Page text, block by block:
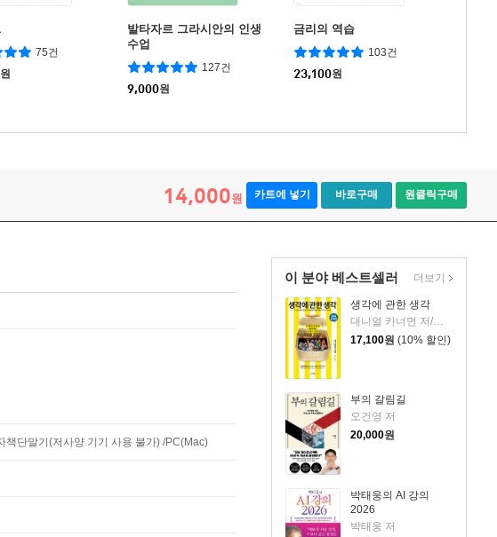
75건
원
발타자르 그라시안의 인생
수업
127건
9,000원
금리의 역습
103건
23,100원
14,000원 카트에 넣기 바로구매 원클릭구매
이 분야 베스트셀러
생각에 관한 생각
17,100원 (10% 할인)
부의 갈림길
오건영 저
20,000원
박태웅의 AI 강의
2026
박태웅 저
더보기
책단말기(저사양 기기 사용 불가) /PC(Mac)